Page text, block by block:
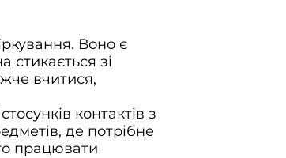
Воно є
стикається зі
вчитися,
контактів з
де потрібне
працювати